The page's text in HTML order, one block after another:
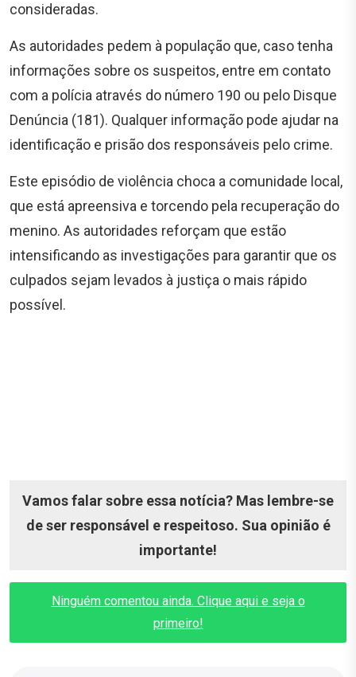
consideradas.
As autoridades pedem à população que, caso tenha
informações sobre os suspeitos, entre em contato
com a polícia através do número 190 ou pelo Disque
Denúncia (181). Qualquer informação pode ajudar na
identificação e prisão dos responsáveis pelo crime.
Este episódio de violência choca a comunidade local,
que está apreensiva e torcendo pela recuperação do
menino. As autoridades reforçam que estão
intensificando as investigações para garantir que os
culpados sejam levados à justiça o mais rápido
possível.
Vamos falar sobre essa notícia? Mas lembre-se
de ser responsável e respeitoso. Sua opinião é
importante!
Ninguém comentou ainda. Clique aqui e seja o
primeiro!